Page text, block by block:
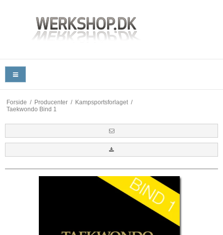
Forside / Producenter / Kampsportsforlaget /
Taekwondo Bind 1